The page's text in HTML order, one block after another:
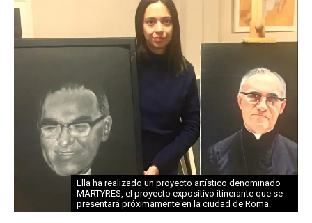
Ella ha realizado un proyecto artístico denominado
MARTYRES, el proyecto expositivo itinerante que se
presentará próximamente en la ciudad de Roma.